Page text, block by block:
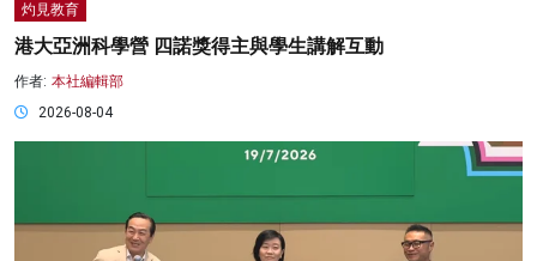
灼見教育
港大亞洲科學營 四諾獎得主與學生講解互動
作者: 本社編輯部
2026-08-04